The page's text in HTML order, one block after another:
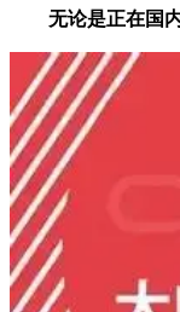
无论是正在国内